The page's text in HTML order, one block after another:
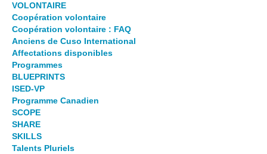
VOLONTAIRE
Coopération volontaire
Coopération volontaire : FAQ
Anciens de Cuso International
Affectations disponibles
Programmes
BLUEPRINTS
ISED-VP
Programme Canadien
SCOPE
SHARE
SKILLS
Talents Pluriels